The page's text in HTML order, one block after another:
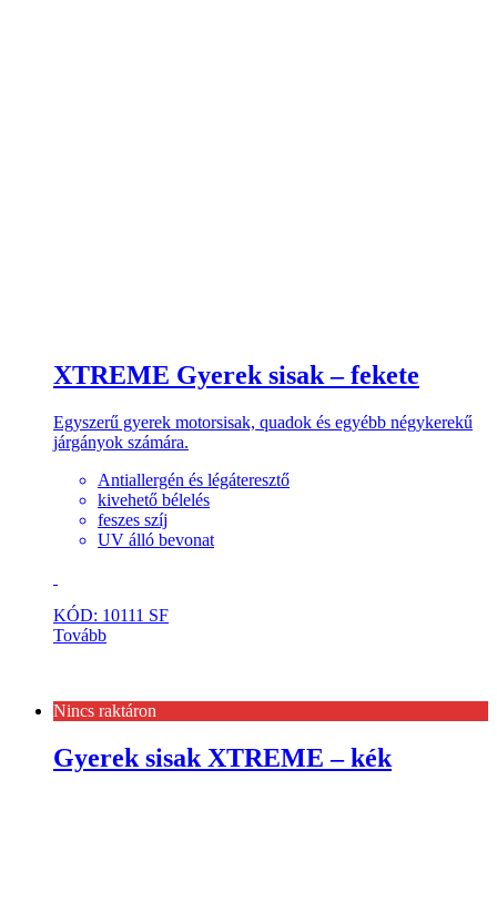
XTREME Gyerek sisak – fekete
Egyszerű gyerek motorsisak, quadok és egyébb négykerekű
járgányok számára.
Antiallergén és légáteresztő
kivehető bélelés
feszes szíj
UV álló bevonat
KÓD: 10111 SF
Tovább
Nincs raktáron
Gyerek sisak XTREME – kék